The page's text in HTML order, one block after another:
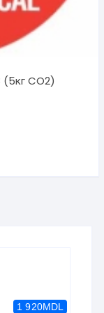
(5кг CO2)
1 920MDL